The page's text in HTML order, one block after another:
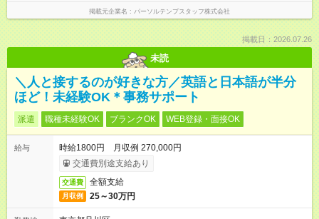
掲載元企業名 パーソルテンプスタッフ株式会社
掲載日：2026.07.26
未読
＼人と接するのが好きな方／英語と日本語が半分
ほど！未経験OK＊事務サポート
派遣 職種未経験OK ブランクOK WEB登録・面接OK
給与
時給1800円 月収例 270,000円
交通費別途支給あり
交通費 全額支給
月収例 25～30万円